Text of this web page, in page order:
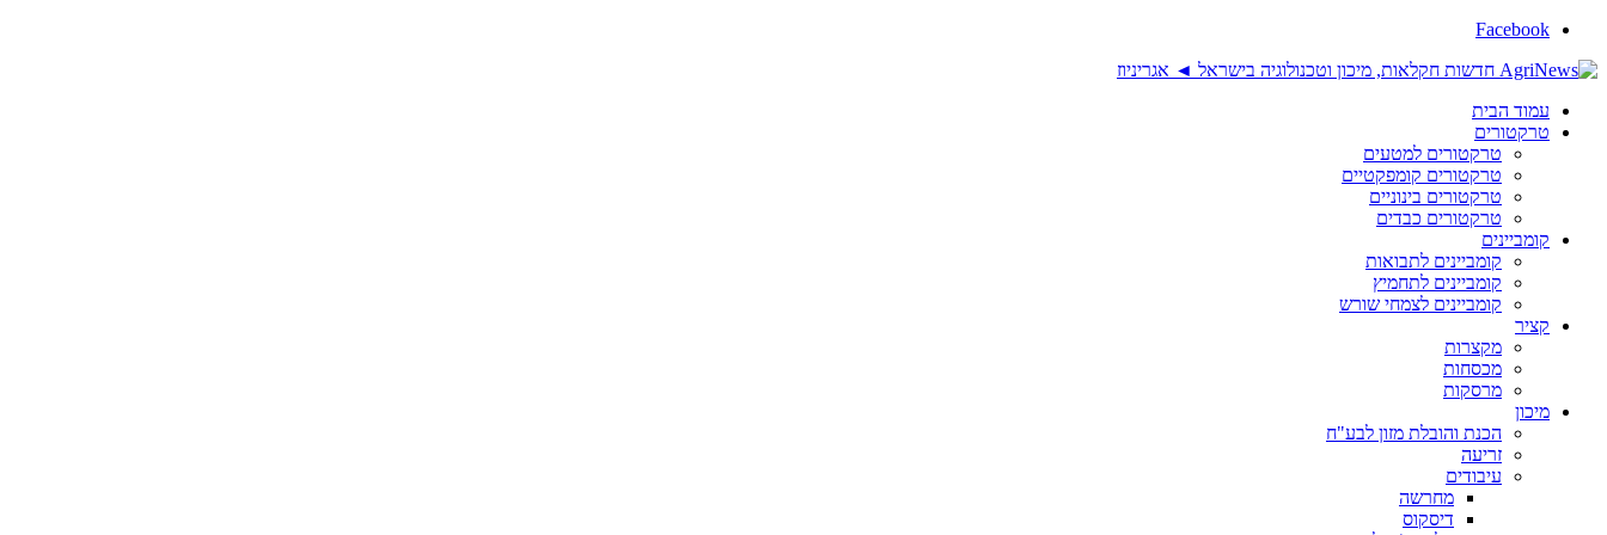
Facebook
עמוד הבית
טרקטורים
טרקטורים למטעים
טרקטורים קומפקטיים
טרקטורים בינוניים
טרקטורים כבדים
קומביינים
קומביינים לתבואות
קומביינים לתחמיץ
קומביינים לצמחי שורש
קציר
מקצרות
מכסחות
מרסקות
מיכון
הכנת והובלת מזון לבע"ח
זריעה
עיבודים
מחרשה
דיסקוס